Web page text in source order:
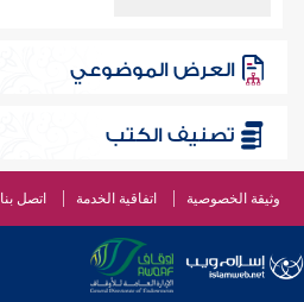
العرض الموضوعي
تصنيف الكتب
وثيقة الخصوصية اتفاقية الخدمة اتصل بنا